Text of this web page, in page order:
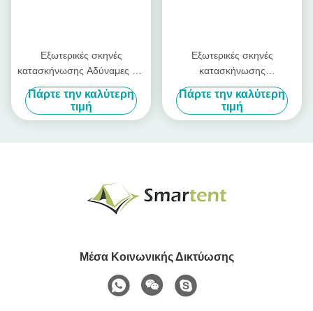
Εξωτερικές σκηνές
κατασκήνωσης Αδύναμες και
εύκολες στην εγκατάσταση
για όλες τις ανάγκες σας στο
εξωτερικό, ταιριάζουν σε 2
Πάρτε την καλύτερη
τιμή
Εξωτερικές σκηνές
κατασκήνωσης
Αυτοματοποιημένη σκηνή
παραλίας Plus Size Ασημένια
επίστρωση 190T Πολυέστερ
Πάρτε την καλύτερη
τιμή
Μέσα Κοινωνικής Δικτύωσης